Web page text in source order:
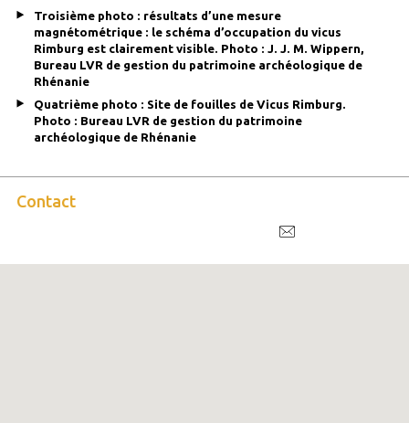
Troisième photo : résultats d’une mesure
magnétométrique : le schéma d’occupation du vicus
Rimburg est clairement visible. Photo : J. J. M. Wippern,
Bureau LVR de gestion du patrimoine archéologique de
Rhénanie
Quatrième photo : Site de fouilles de Vicus Rimburg.
Photo : Bureau LVR de gestion du patrimoine
archéologique de Rhénanie
Contact